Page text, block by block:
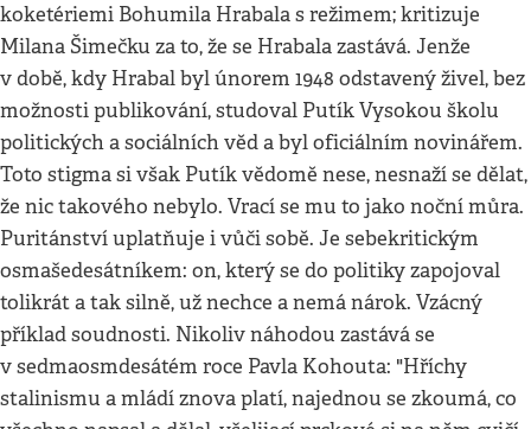
koketériemi Bohumila Hrabala s režimem; kritizuje
Milana Šimečku za to, že se Hrabala zastává. Jenže
v době, kdy Hrabal byl únorem 1948 odstavený živel, bez
možnosti publikování, studoval Putík Vysokou školu
politických a sociálních věd a byl oficiálním novinářem.
Toto stigma si však Putík vědomě nese, nesnaží se dělat,
že nic takového nebylo. Vrací se mu to jako noční můra.
Puritánství uplatňuje i vůči sobě. Je sebekritickým
osmašedesátníkem: on, který se do politiky zapojoval
tolikrát a tak silně, už nechce a nemá nárok. Vzácný
příklad soudnosti. Nikoliv náhodou zastává se
v sedmaosmdesátém roce Pavla Kohouta: "Hříchy
stalinismu a mládí znova platí, najednou se zkoumá, co